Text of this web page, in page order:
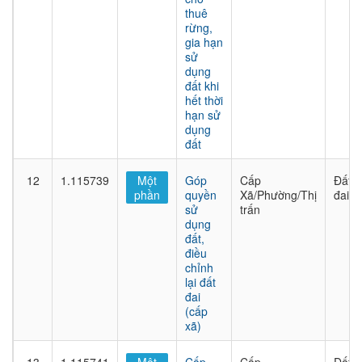
thuê
rừng,
gia hạn
sử
dụng
đất khi
hết thời
hạn sử
dụng
đất
12 1.115739
Một
phần
Góp
quyền
sử
dụng
đất,
điều
chỉnh
lại đất
đai
(cấp
xã)
Cấp
Xã/Phường/Thị
trấn
Đất
đai